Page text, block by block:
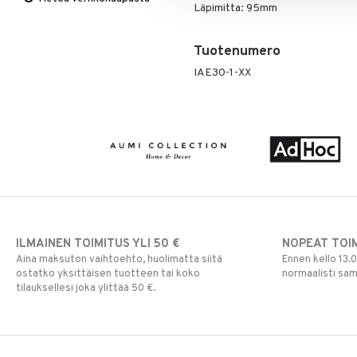
Läpimitta: 95mm
Tuotenumero
IAE30-1-XX
Vaasit
Lakanat & Tyynyliinat
Viltit & Peitteet
Ruukut
ILMAINEN TOIMITUS YLI 50 €
Aina maksuton vaihtoehto, huolimatta siitä
ostatko yksittäisen tuotteen tai koko
tilauksellesi joka ylittää 50 €.
NOPEAT
Ennen kello
normaalisti